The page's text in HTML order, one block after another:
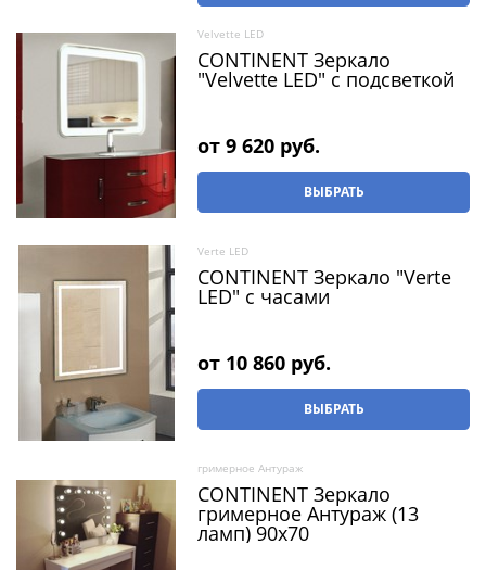
Velvette LED
CONTINENT Зеркало
"Velvette LED" c подсветкой
от9 620 руб.
ВЫБРАТЬ
Verte LED
CONTINENT Зеркало "Verte
LED" с часами
от 10 860 руб.
ВЫБРАТЬ
гримерное Антураж
CONTINENT Зеркало
гримерное Антураж (13
ламп) 90х70